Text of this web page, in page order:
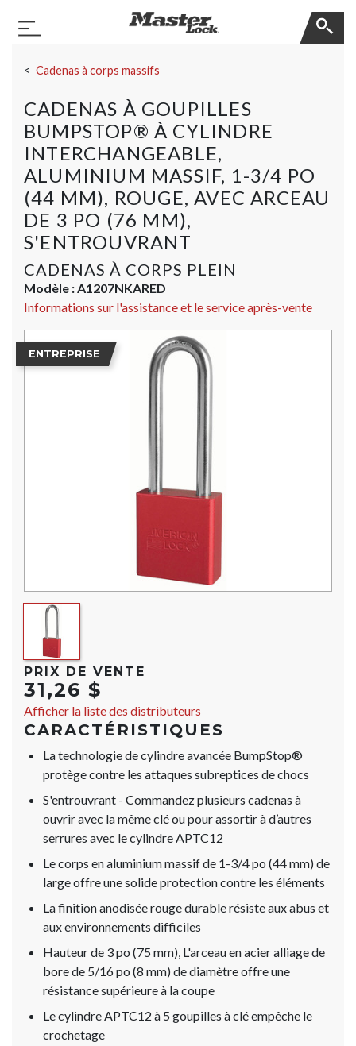
Basculer la navigation
Cadenas à corps massifs
CADENAS À GOUPILLES
BUMPSTOP® À CYLINDRE
INTERCHANGEABLE,
ALUMINIUM MASSIF, 1-3/4 PO
(44 MM), ROUGE, AVEC ARCEAU
DE 3 PO (76 MM),
S'ENTROUVRANT
CADENAS À CORPS PLEIN
Modèle :A1207NKARED
Informations sur l'assistance et le service après-vente
ENTREPRISE
PRIX DE VENTE
31,26 $
Afficher la liste des distributeurs
CARACTÉRISTIQUES
La technologie de cylindre avancée BumpStop®
protège contre les attaques subreptices de chocs
S'entrouvrant - Commandez plusieurs cadenas à
ouvrir avec la même clé ou pour assortir à d’autres
serrures avec le cylindre APTC12
Le corps en aluminium massif de 1-3/4 po (44 mm) de
large offre une solide protection contre les éléments
La finition anodisée rouge durable résiste aux abus et
aux environnements difficiles
Hauteur de 3 po (75 mm), L'arceau en acier alliage de
bore de 5/16 po (8 mm) de diamètre offre une
résistance supérieure à la coupe
Le cylindre APTC12 à 5 goupilles à clé empêche le
crochetage